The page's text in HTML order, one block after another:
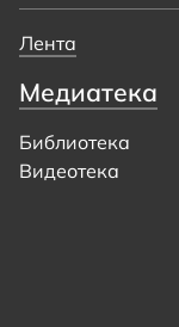
Лента
Медиатека
Библиотека
Видеотека